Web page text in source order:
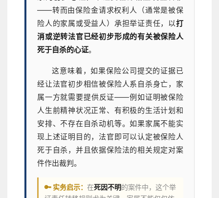
——转而由保险金请求权利人（通常是被保
险人的家属或受益人）承担举证责任，以打
消或逆转法官已经初步形成的有关被保险人
死于自杀的心证。
这意味着，如果保险公司提交的证据已
经让法官初步相信被保险人系自杀身亡，家
属一方就需要提供反证——例如证明被保险
人生前精神状况正常、有积极的生活计划和
安排、不存在自杀动机等。如果家属不能实
现上述证明目的，法官即可以认定被保险人
死于自杀，并且依据保险法的相关规定对案
件作出裁判。
🔑 实务启示： 在死因不明的案件中，这个举